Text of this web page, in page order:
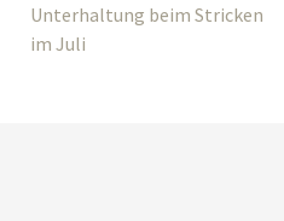
Unterhaltung beim Stricken
im Juli